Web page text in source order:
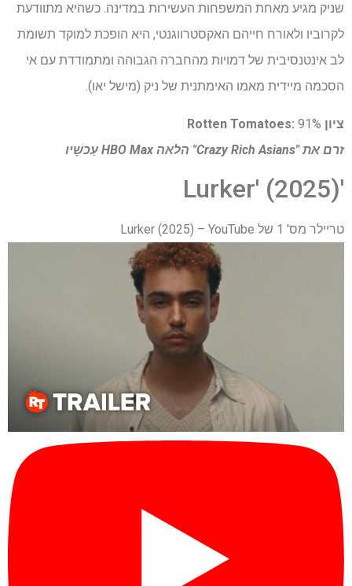
שניק מגיע מאחת המשפחות העשירות במדינה. כשהיא מתוודעת
לקרוביו ולאורח חייהם האקסטרווגנטי, היא הופכת למוקד תשומת
לב אינטנסיבית של דמויות מהחברה הגבוהה ומתמודדת עם אי
הסכמה מיידית מאמו האימתנית של ניק (מישל יאו).
ציון Rotten Tomatoes: 91%
זרם את "Crazy Rich Asians" הלאה
HBO Max עַכשָׁיו
'Lurker' (2025)
טריילר מס' 1 של Lurker (2025) – YouTube